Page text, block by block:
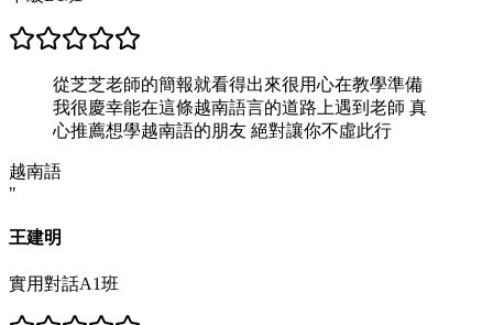
從芝芝老師的簡報就看得出來很用心在教學準備
我很慶幸能在這條越南語言的道路上遇到老師 真
心推薦想學越南語的朋友 絕對讓你不虛此行
越南語
"
王建明
實用對話A1班